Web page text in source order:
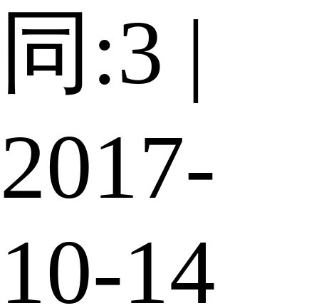
同:3 |
2017-
10-14